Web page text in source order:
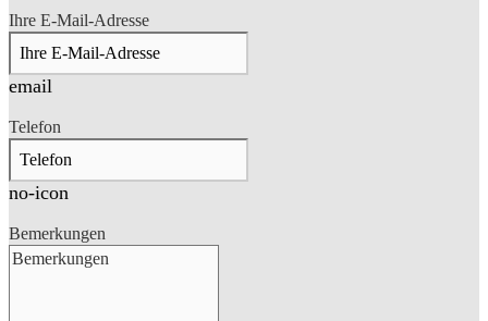
Ihre E-Mail-Adresse
email
Telefon
no-icon
Bemerkungen